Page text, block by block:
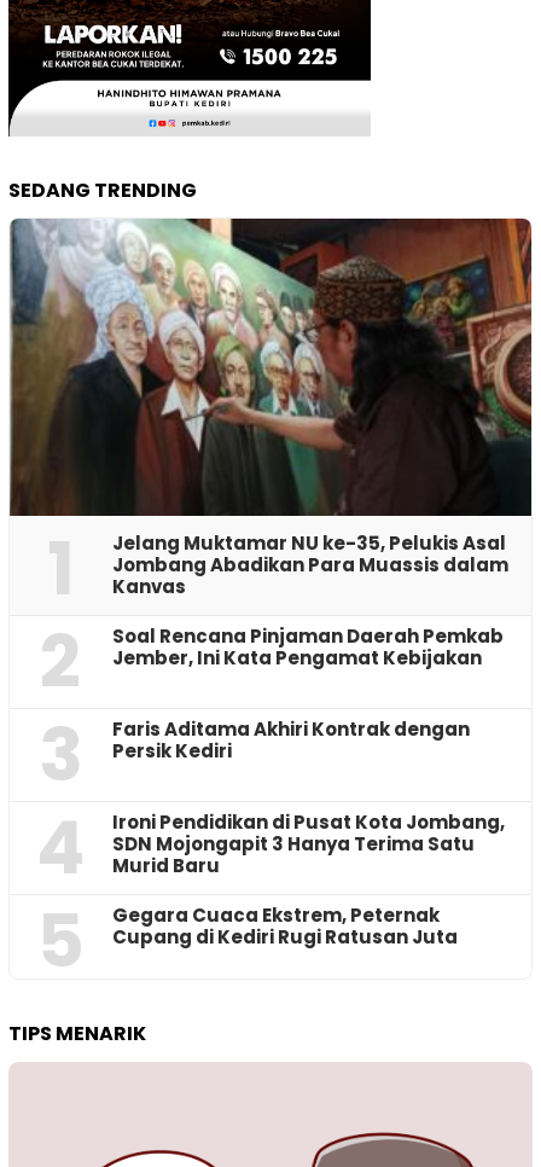
SEDANG TRENDING
1
Jelang Muktamar NU ke-35, Pelukis Asal
Jombang Abadikan Para Muassis dalam
Kanvas
2
‎Soal Rencana Pinjaman Daerah Pemkab
Jember, Ini Kata Pengamat Kebijakan ‎
3
Faris Aditama Akhiri Kontrak dengan
Persik Kediri
4
Ironi Pendidikan di Pusat Kota Jombang,
SDN Mojongapit 3 Hanya Terima Satu
Murid Baru
5
‎Gegara Cuaca Ekstrem, Peternak
Cupang di Kediri Rugi Ratusan Juta
TIPS MENARIK